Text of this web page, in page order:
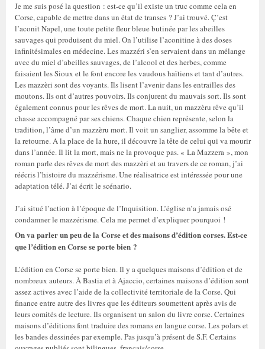
Je me suis posé la question : est-ce qu’il existe un truc comme cela en
Corse, capable de mettre dans un état de transes ? J’ai trouvé. Ç’est
l’aconit Napel, une toute petite fleur bleue butinée par les abeilles
sauvages qui produisent du miel. On l’utilise l’aconitine à des doses
infinitésimales en médecine. Les mazzéri s’en servaient dans un mélange
avec du miel d’abeilles sauvages, de l’alcool et des herbes, comme
faisaient les Sioux et le font encore les vaudous haïtiens et tant d’autres.
Les mazzèri sont des voyants. Ils lisent l’avenir dans les entrailles des
moutons. Ils ont d’autres pouvoirs. Ils conjurent du mauvais sort. Ils sont
également connus pour les rêves de mort. La nuit, un mazzèru rêve qu’il
chasse accompagné par ses chiens. Chaque chien représente, selon la
tradition, l’âme d’un mazzèru mort. Il voit un sanglier, assomme la bête et
la retourne. A la place de la hure, il découvre la tête de celui qui va mourir
dans l’année. Il lit la mort, mais ne la provoque pas. « La Mazzera », mon
roman parle des rêves de mort des mazzèri et au travers de ce roman, j’ai
réécris l’histoire du mazzérisme. Une réalisatrice est intéressée pour une
adaptation télé. J’ai écrit le scénario.
J’ai situé l’action à l’époque de l’Inquisition. L’église n’a jamais osé
condamner le mazzérisme. Cela me permet d’expliquer pourquoi !
On va parler un peu de la Corse et des maisons d’édition corses. Est-ce
que l’édition en Corse se porte bien ?
L’édition en Corse se porte bien. Il y a quelques maisons d’édition et de
nombreux auteurs. À Bastia et à Ajaccio, certaines maisons d’édition sont
assez actives avec l’aide de la collectivité territoriale de la Corse. Qui
finance entre autre des livres que les éditeurs soumettent après avis de
leurs comités de lecture. Ils organisent un salon du livre corse. Certaines
maisons d’éditions font traduire des romans en langue corse. Les polars et
les bandes dessinées par exemple. Pas jusqu’à présent de S.F. Certains